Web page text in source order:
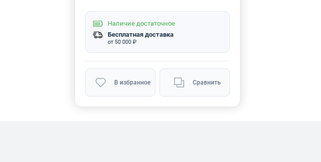
Наличие достаточное
Бесплатная доставка
от 50 000 ₽
В избранное Сравнить